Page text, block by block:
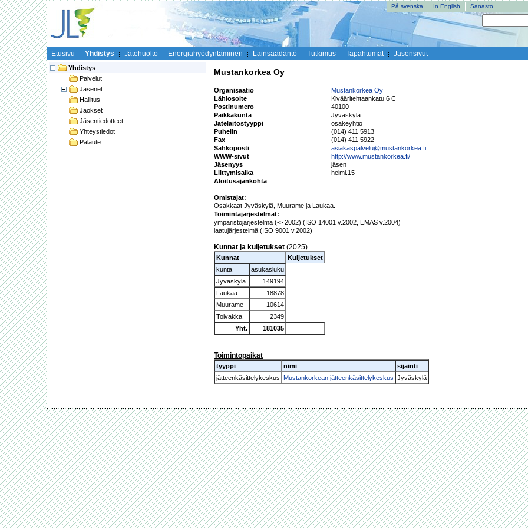
På svenska In English Sanasto
Etusivu Yhdistys Jätehuolto Energiahyödyntäminen Lainsäädäntö Tutkimus Tapahtumat Jäsensivut
Yhdistys
Palvelut
Jäsenet
Hallitus
Jaokset
Jäsentiedotteet
Yhteystiedot
Palaute
Mustankorkea Oy
Organisaatio
Mustankorkea Oy
Lähiosoite
Kivääritehtaankatu 6 C
Postinumero
40100
Paikkakunta
Jyväskylä
Jätelaitostyyppi
osakeyhtiö
Puhelin
(014) 411 5913
Fax
(014) 411 5922
Sähköposti
asiakaspalvelu@mustankorkea.fi
WWW-sivut
http://www.mustankorkea.fi/
Jäsenyys
jäsen
Liittymisaika
helmi.15
Aloitusajankohta
Omistajat:
Osakkaat Jyväskylä, Muurame ja Laukaa.
Toimintajärjestelmät:
ympäristöjärjestelmä (-> 2002) (ISO 14001 v.2002, EMAS v.2004)
laatujärjestelmä (ISO 9001 v.2002)
Kunnat ja kuljetukset (2025)
Kunnat
Kuljetukset
kunta
asukasluku
Jyväskylä
149194
Laukaa
18878
Muurame
10614
Toivakka
2349
Yht.
181035
Toimintopaikat
tyyppi nimi
sijainti
jätteenkäsittelykeskus Mustankorkean jätteenkäsittelykeskus Jyväskylä